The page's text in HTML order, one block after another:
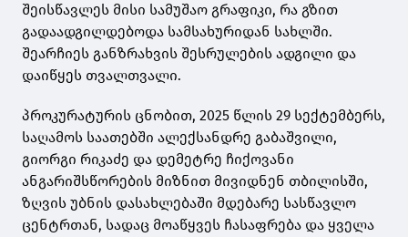
შეისწავლეს მისი სამუშაო გრაფიკი, რა გზით
გადაადგილდებოდა სამსახურიდან სახლში.
შეარჩიეს განზრახვის შესრულების ადგილი და
დაიწყეს თვალთვალი.
პროკურატურის ცნობით, 2025 წლის 29 სექტემბერს,
საღამოს საათებში ალექსანდრე გაბაშვილი,
გიორგი რიკაძე და დემეტრე ჩიქოვანი
ანგარიშსწორების მიზნით მივიდნენ თბილისში,
ზღვის უბნის დასახლებაში მდებარე სასწავლო
ცენტრთან, სადაც მოაწყვეს ჩასაფრება და ყველა